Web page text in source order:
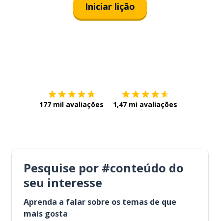
Iniciar lição
177 mil avaliações 1,47 mi avaliações
Pesquise por #conteúdo do
seu interesse
Aprenda a falar sobre os temas de que
mais gosta